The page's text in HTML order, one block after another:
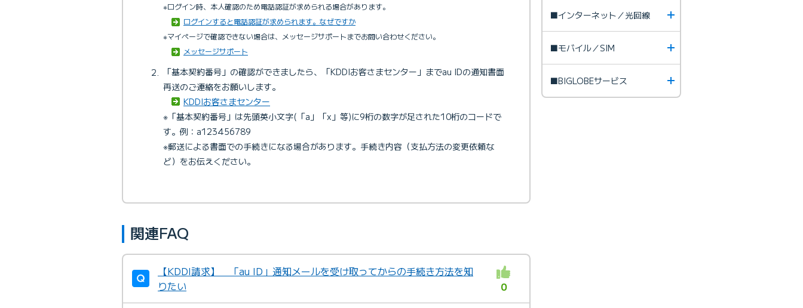
※ログイン時、本人確認のため電話認証が求められる場合があります。
ログインすると電話認証が求められます。なぜですか
※マイページで確認できない場合は、メッセージサポートまでお問い合わせください。
メッセージサポート
「基本契約番号」の確認ができましたら、「KDDIお客さまセンター」までau IDの通知書面
再送のご連絡をお願いします。
KDDIお客さまセンター
※「基本契約番号」は先頭英小文字(「a」「x」等)に9桁の数字が足された10桁のコードで
す。例：a123456789
※郵送による書面での手続きになる場合があります。手続き内容（支払方法の変更依頼な
ど）をお伝えください。
関連FAQ
【KDDI請求】 「au ID」通知メールを受け取ってからの手続き方法を知
りたい
0
■インターネット／光回線
■モバイル／SIM
■BIGLOBEサービス